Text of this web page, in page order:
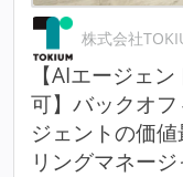
株式会社
【AIエージェ
可】バックオ
ジェントの価
リングマネージ